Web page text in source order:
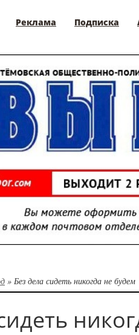
Реклама Подписка
» Без дела сидеть никогда не будем